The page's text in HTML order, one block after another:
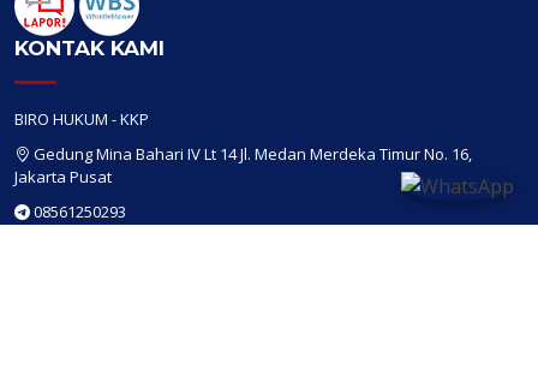
KONTAK KAMI
BIRO HUKUM - KKP
Gedung Mina Bahari IV Lt 14 Jl. Medan Merdeka Timur No. 16,
Jakarta Pusat
08561250293